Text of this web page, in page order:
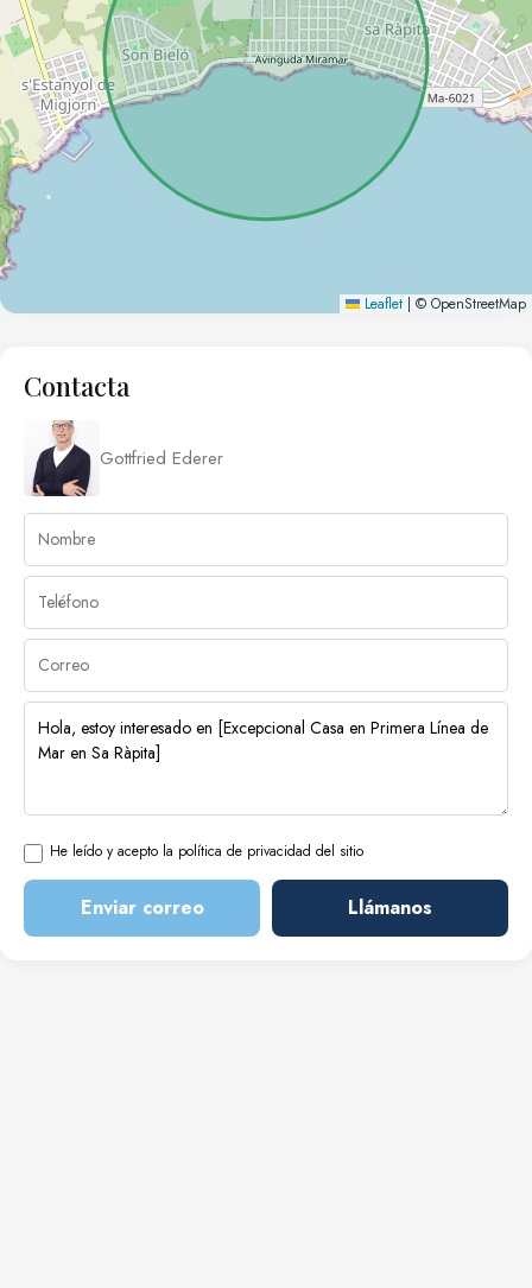
Leaflet © OpenStreetMap
Contacta
Gottfried Ederer
He leído y acepto la política de privacidad del sitio
Enviar correo Llámanos